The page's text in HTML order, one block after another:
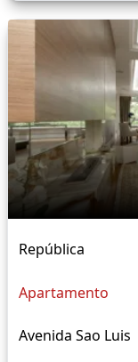
República
Apartamento
Avenida Sao Luis